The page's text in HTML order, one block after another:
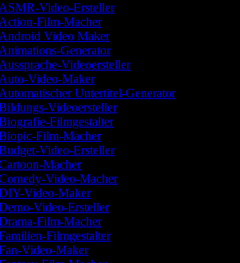
Video-Ersteller
Film-Macher
Video Maker
Generator
Videoersteller
Video-Maker
Untertitel-Generator
Videoersteller
Filmgestalter
Film-Macher
Video-Ersteller
Macher
Video-Macher
Video-Maker
Video-Ersteller
Film-Macher
Filmgestalter
Video-Maker